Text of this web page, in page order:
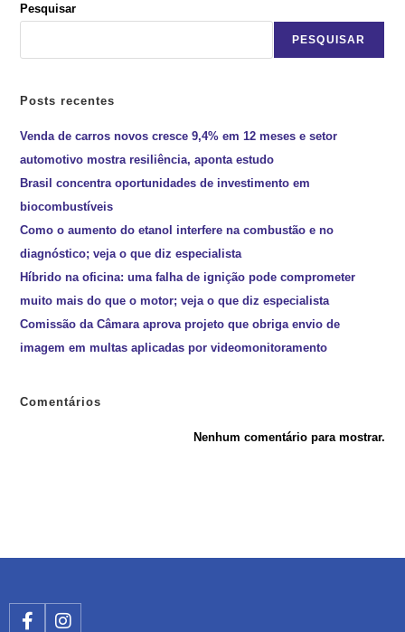
Pesquisar
PESQUISAR
Posts recentes
Venda de carros novos cresce 9,4% em 12 meses e setor
automotivo mostra resiliência, aponta estudo
Brasil concentra oportunidades de investimento em
biocombustíveis
Como o aumento do etanol interfere na combustão e no
diagnóstico; veja o que diz especialista
Híbrido na oficina: uma falha de ignição pode comprometer
muito mais do que o motor; veja o que diz especialista
Comissão da Câmara aprova projeto que obriga envio de
imagem em multas aplicadas por videomonitoramento
Comentários
Nenhum comentário para mostrar.